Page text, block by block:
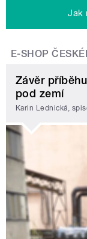
Jak
E-SHOP
Závěr
pod zemí
Karin Lednická,